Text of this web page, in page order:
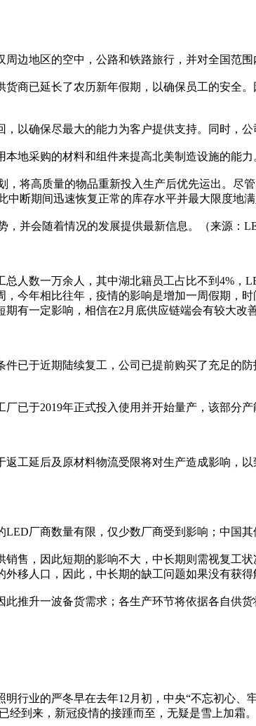
边地区的空中，公路和铁路旅行，并对全国范围
商已延长了农历新年假期，以确保员工的安全
以确保尽最大的能力为客户提供支持。同时，
地采购的材料和组件来提高北美制造设施的能力
，将高质量的物品重新投入生产后优先运出。尽
断期间迅速恢复正常的库存水平并最大限度地满
并会随着情况的发展提供最新信息。（来源：
人数一万余人，其中湖北籍员工占比不到4%
今年相比往年，疫情的影响是增加一周假期，
有一定影响，相信在2月底供应链端会有较大改善
已于近期陆续复工，公司已提前购买了充足的
已于2019年正式投入使用并开始量产，该部分产
工延后及原材料物流受限将对生产造成影响，
厂商数量有限，仅少数厂商受到影响；中国
售，因此短期的影响不大，中长期则需视复工
移人口，因此，中长期的缺工问题如果没有获得
推升一波备货需求；各生产环节将依据各自供货
行业的严冬早在去年12月初，中央“不忘初心、
经到来，新冠疫情的接踵而至，无疑是雪上加霜。